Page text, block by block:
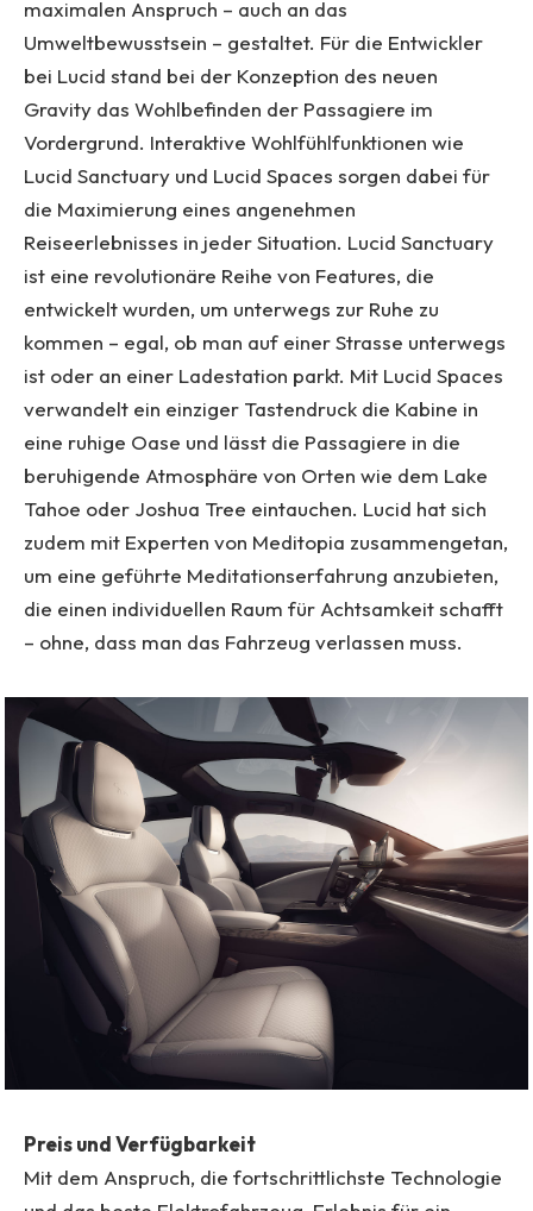
maximalen Anspruch – auch an das
Umweltbewusstsein – gestaltet. Für die Entwickler
bei Lucid stand bei der Konzeption des neuen
Gravity das Wohlbefinden der Passagiere im
Vordergrund. Interaktive Wohlfühlfunktionen wie
Lucid Sanctuary und Lucid Spaces sorgen dabei für
die Maximierung eines angenehmen
Reiseerlebnisses in jeder Situation. Lucid Sanctuary
ist eine revolutionäre Reihe von Features, die
entwickelt wurden, um unterwegs zur Ruhe zu
kommen – egal, ob man auf einer Strasse unterwegs
ist oder an einer Ladestation parkt. Mit Lucid Spaces
verwandelt ein einziger Tastendruck die Kabine in
eine ruhige Oase und lässt die Passagiere in die
beruhigende Atmosphäre von Orten wie dem Lake
Tahoe oder Joshua Tree eintauchen. Lucid hat sich
zudem mit Experten von Meditopia zusammengetan,
um eine geführte Meditationserfahrung anzubieten,
die einen individuellen Raum für Achtsamkeit schafft
– ohne, dass man das Fahrzeug verlassen muss.
Preis und Verfügbarkeit
Mit dem Anspruch, die fortschrittlichste Technologie